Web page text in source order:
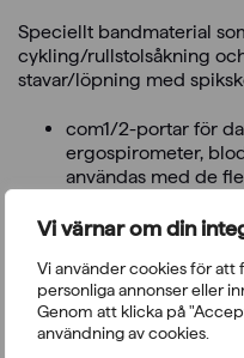
Vi värnar om din
Vi använder cookies för att
personliga annonser eller
Genom att klicka på
användning av cookies.
Speciellt bandmaterial
cykling/rullstolsåkning
stavar/löpning med
com1/2-portar för
ergospirometer,
användas med de
h/p/cosmos para
h/p/cosmos para
inspelning och
omvänd
videoinspelning från